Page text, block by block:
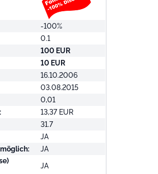
-100%
0.1
100 EUR
10 EUR
16.10.2006
03.08.2015
0,01
13,37 EUR
31.7
JA
möglich:
JA
JA